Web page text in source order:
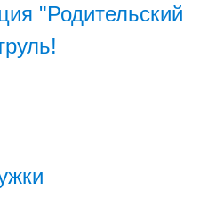
"Родительский